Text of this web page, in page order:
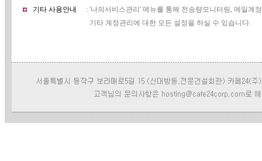
기타 사용안내
: '나의서비스관리' 메뉴를 통해 전송량모니터링, 메일계
기타 계정관리에 대한 모든 설정을 하실 수 있습니다.